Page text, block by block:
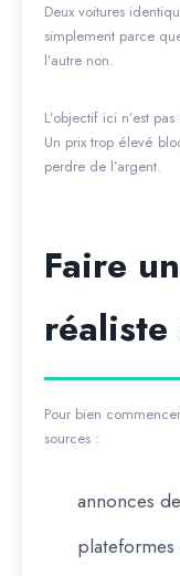
Deux voitures
simplement parce
l’autre non.
L’objectif ici n’est
Un prix trop élevé
perdre de l’argent.
Faire
réaliste
Pour bien
sources :
annonces